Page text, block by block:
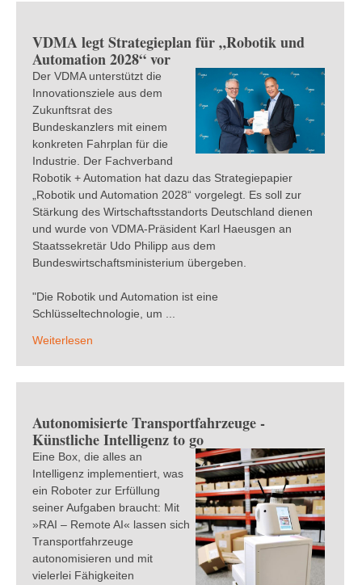
VDMA legt Strategieplan für „Robotik und
Automation 2028“ vor
Der VDMA unterstützt die
Innovationsziele aus dem
Zukunftsrat des
Bundeskanzlers mit einem
konkreten Fahrplan für die
Industrie. Der Fachverband
Robotik + Automation hat dazu das Strategiepapier
„Robotik und Automation 2028“ vorgelegt. Es soll zur
Stärkung des Wirtschaftsstandorts Deutschland dienen
und wurde von VDMA-Präsident Karl Haeusgen an
Staatssekretär Udo Philipp aus dem
Bundeswirtschaftsministerium übergeben.
"Die Robotik und Automation ist eine
Schlüsseltechnologie, um ...
Weiterlesen
Autonomisierte Transportfahrzeuge -
Künstliche Intelligenz to go
Eine Box, die alles an
Intelligenz implementiert, was
ein Roboter zur Erfüllung
seiner Aufgaben braucht: Mit
»RAI – Remote AI« lassen sich
Transportfahrzeuge
autonomisieren und mit
vielerlei Fähigkeiten